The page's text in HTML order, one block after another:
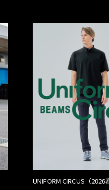
UNIFORM CIRCUS（2026